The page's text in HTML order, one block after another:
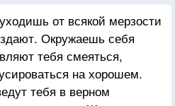
от всякой мерзости
Окружаешь себя
тебя смеяться,
на хорошем.
тебя в верном